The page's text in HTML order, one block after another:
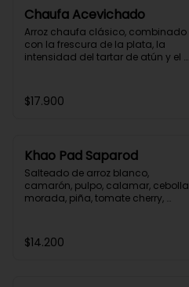
Chaufa Acevichado
Arroz chaufa clásico, combinado
con la frescura de la plata, la
intensidad del tartar de atún y el
$17.900
Khao Pad Saparod
Salteado de arroz blanco,
camarón, pulpo, calamar, cebolla
morada, piña, tomate cherry,
teriyaki. (Picante bajo)
Importante: Este platillo se envía en
$14.200